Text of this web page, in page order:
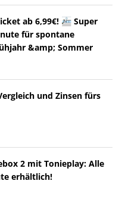
ab 6,99€! 🚈 Super
für spontane
&amp; Sommer
und Zinsen fürs
2 mit Tonieplay: Alle
erhältlich!